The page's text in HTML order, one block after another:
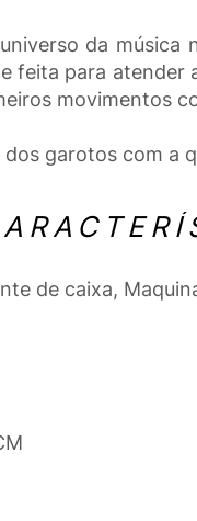
da
feita para
movimentos
garotos com a
de caixa,